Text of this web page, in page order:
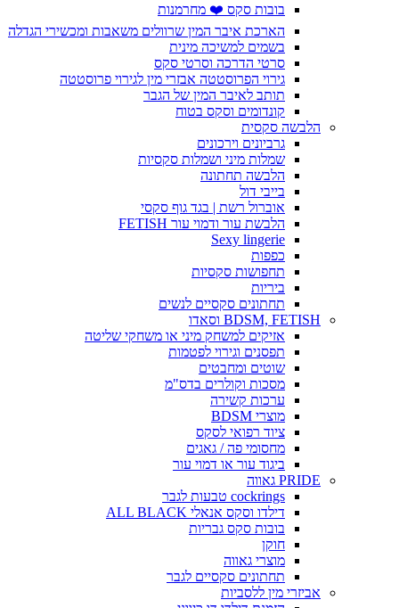
בובות סקס ❤️ מחרמנות
הארכת איבר המין שרוולים משאבות ומכשירי הגדלה
בשמים למשיכה מינית
סרטי הדרכה וסרטי סקס
גירוי הפרוסטטה אבזרי מין לגירוי פרוסטטה
תותב לאיבר המין של הגבר
קונדומים וסקס בטוח
הלבשה סקסית
גרביונים וירכונים
שמלות מיני ושמלות סקסיות
הלבשה תחתונה
בייבי דול
אוברול רשת | בגד גוף סקסי
הלבשת עור ודמוי עור FETISH
Sexy lingerie
כפפות
תחפושות סקסיות
ביריות
תחתונים סקסיים לנשים
BDSM, FETISH וסאדו
אזיקים למשחק מיני או משחקי שליטה
תפסנים וגירוי לפטמות
שוטים ומחבטים
מסכות וקולרים בדס"מ
ערכות קשירה
מוצרי BDSM
ציוד רפואי לסקס
מחסומי פה / גאגים
ביגוד עור או דמוי עור
PRIDE גאווה
cockrings טבעות לגבר
דילדו וסקס אנאלי ALL BLACK
בובות סקס גבריות
חוקן
מוצרי גאווה
תחתונים סקסיים לגבר
אביזרי מין ללסביות